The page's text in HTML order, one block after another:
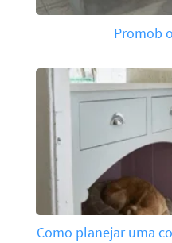
Promob
Como planejar uma